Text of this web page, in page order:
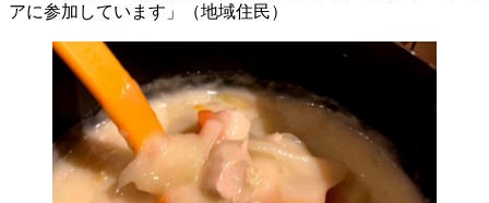
アに参加しています」（地域住民）